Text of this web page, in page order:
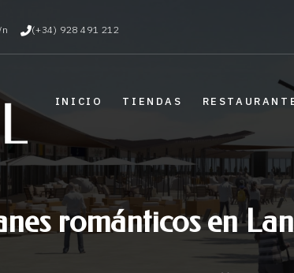
(+34) 928 491 212
INICIO TIENDAS
románticos en